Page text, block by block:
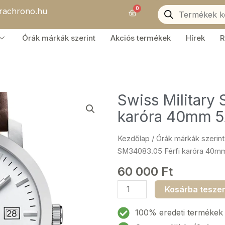
0Kosár
Products
search
Órák márkák szerint Akciós termékek Hírek
Swiss Military
karóra 40mm
Kezdőlap / Órák márkák szerint
SM34083.05 Férfi karóra
60 000 Ft
Swiss
Military
SM34083.05
Kosárba
100% eredeti termékek